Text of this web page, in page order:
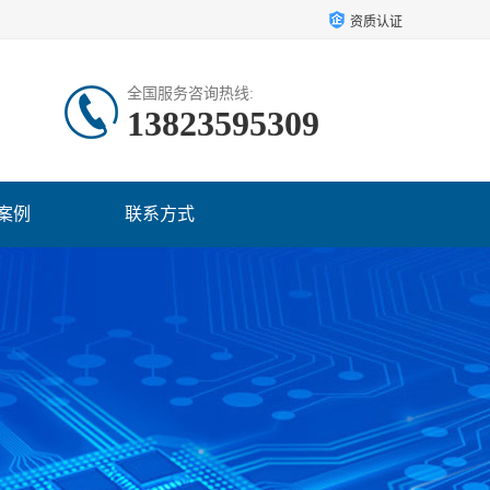
资质认证
全国服务咨询热线:
13823595309
例 联系方式